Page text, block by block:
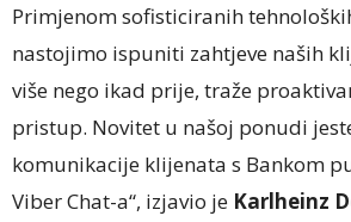
Primjenom sofisticiranih
nastojimo ispuniti zahtjeve naših
više nego ikad prije, traže
pristup. Novitet u našoj ponudi
komunikacije klijenata s Bankom
Viber Chat-a“, izjavio je Karlheinz